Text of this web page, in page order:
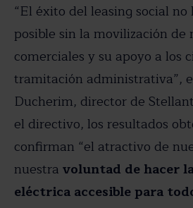
“El éxito del leasing social no
posible sin la movilización de
comerciales y su apoyo a los
tramitación administrativa”,
Ducherim, director de
el directivo, los resultados
confirman “el atractivo de
nuestra voluntad de hacer
eléctrica accesible para